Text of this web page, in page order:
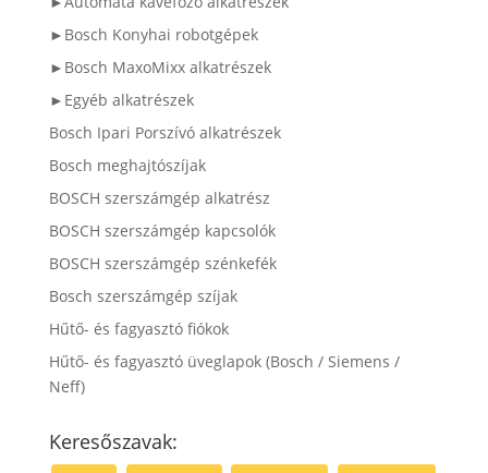
►Bosch Konyhai robotgépek
►Bosch MaxoMixx alkatrészek
►Egyéb alkatrészek
Bosch Ipari Porszívó alkatrészek
Bosch meghajtószíjak
BOSCH szerszámgép alkatrész
BOSCH szerszámgép kapcsolók
BOSCH szerszámgép szénkefék
Bosch szerszámgép szíjak
Hűtő- és fagyasztó fiókok
Hűtő- és fagyasztó üveglapok (Bosch / Siemens /
Neff)
Keresőszavak: